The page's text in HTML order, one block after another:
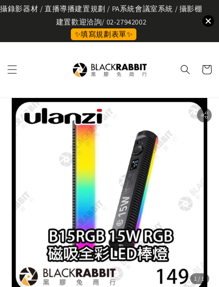
攝錄影器材 / 直播導播建置規劃 / PA系統會議室系統 / 攝影棚
建置歡迎洽詢/ 02-27942002
✨填寫規劃表單✨
1 /1